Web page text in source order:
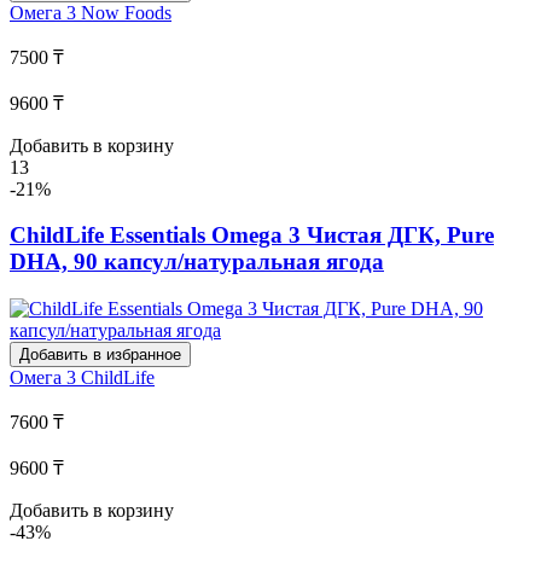
Омега 3 Now Foods
7500 ₸
9600 ₸
Добавить в корзину
13
-21%
ChildLife Essentials Omega 3 Чистая ДГК, Pure
DHA, 90 капсул/натуральная ягода
Добавить в избранное
Омега 3 ChildLife
7600 ₸
9600 ₸
Добавить в корзину
-43%